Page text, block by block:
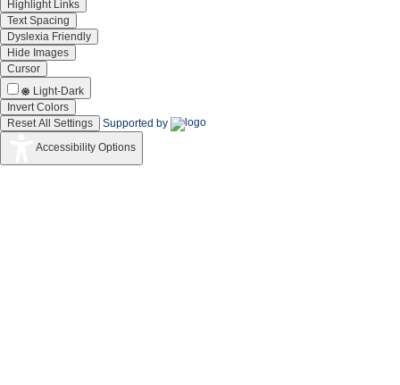
Highlight Links
Text Spacing
Dyslexia Friendly
Hide Images
Cursor
Light-Dark
Invert Colors
Reset All Settings
Supported by
Accessibility Options